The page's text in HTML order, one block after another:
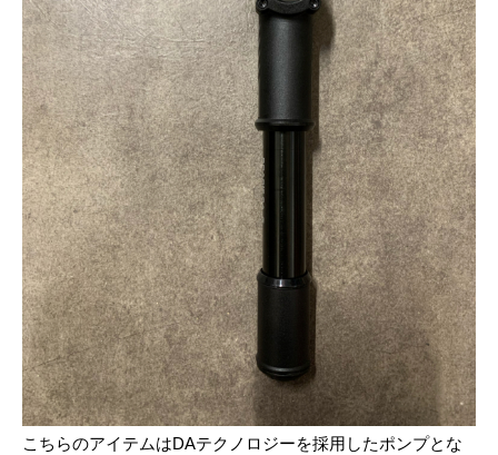
こちらのアイテムはDAテクノロジーを採用したポンプとな